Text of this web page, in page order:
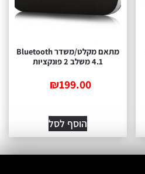
מתאם מקלט/משדר Bluetooth
4.1 משלב 2 פונקציות
₪199.00
הוסף לסל